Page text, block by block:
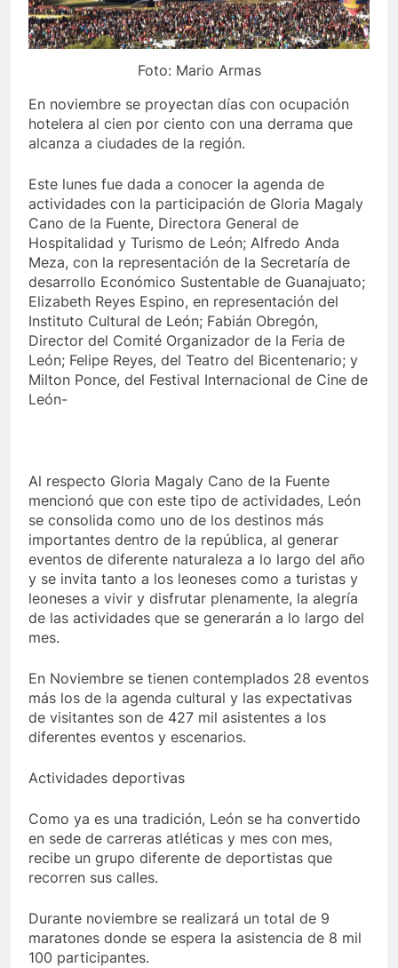
Foto: Mario Armas
En noviembre se proyectan días con ocupación
hotelera al cien por ciento con una derrama que
alcanza a ciudades de la región.
Este lunes fue dada a conocer la agenda de
actividades con la participación de Gloria Magaly
Cano de la Fuente, Directora General de
Hospitalidad y Turismo de León; Alfredo Anda
Meza, con la representación de la Secretaría de
desarrollo Económico Sustentable de Guanajuato;
Elizabeth Reyes Espino, en representación del
Instituto Cultural de León; Fabián Obregón,
Director del Comité Organizador de la Feria de
León; Felipe Reyes, del Teatro del Bicentenario; y
Milton Ponce, del Festival Internacional de Cine de
León-
Al respecto Gloria Magaly Cano de la Fuente
mencionó que con este tipo de actividades, León
se consolida como uno de los destinos más
importantes dentro de la república, al generar
eventos de diferente naturaleza a lo largo del año
y se invita tanto a los leoneses como a turistas y
leoneses a vivir y disfrutar plenamente, la alegría
de las actividades que se generarán a lo largo del
mes.
En Noviembre se tienen contemplados 28 eventos
más los de la agenda cultural y las expectativas
de visitantes son de 427 mil asistentes a los
diferentes eventos y escenarios.
Actividades deportivas
Como ya es una tradición, León se ha convertido
en sede de carreras atléticas y mes con mes,
recibe un grupo diferente de deportistas que
recorren sus calles.
Durante noviembre se realizará un total de 9
maratones donde se espera la asistencia de 8 mil
100 participantes.